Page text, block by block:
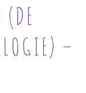
(DE
–